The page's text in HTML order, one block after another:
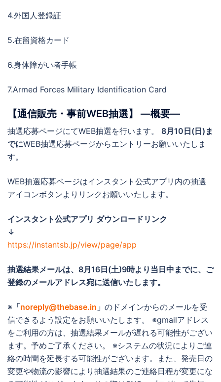
4.外国人登録証
5.在留資格カード
6.身体障がい者手帳
7.Armed Forces Military Identification Card
【通信販売・事前WEB抽選】 ―概要―
抽選応募ページにてWEB抽選を行います。 8月10日(日)ま
でにWEB抽選応募ページからエントリーお願いいたしま
す。
WEB抽選応募ページはインスタント公式アプリ内の抽選
アイコンボタンよりリンクお願いいたします。
インスタント公式アプリ ダウンロードリンク
↓
https://instantsb.jp/view/page/app
抽選結果メールは、 8月16日(土)9時より当日中までに、ご
登録のメールアドレス宛に送信いたします。
※ 「noreply@thebase.in 」 のドメインからのメールを受
信できるよう設定をお願いいたします。 ※gmailアドレス
をご利用の方は、抽選結果メールが遅れる可能性がござい
ます。予めご了承ください。 ※システムの状況によりご連
絡の時間を延長する可能性がございます。また、発売日の
変更や物流の影響により抽選結果のご連絡日程が変更にな